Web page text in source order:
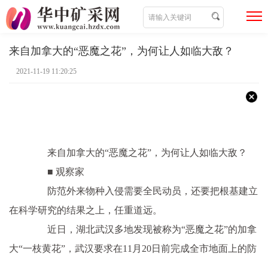
来自加拿大的“恶魔之花”，为何让人如临大敌？
2021-11-19 11:20:25
来自加拿大的“恶魔之花”，为何让人如临大敌？
■ 观察家
防范外来物种入侵需要全民动员，还要把根基建立
在科学研究的结果之上，任重道远。
近日，湖北武汉多地发现被称为“恶魔之花”的加拿
大“一枝黄花”，武汉要求在11月20日前完成全市地面上的防